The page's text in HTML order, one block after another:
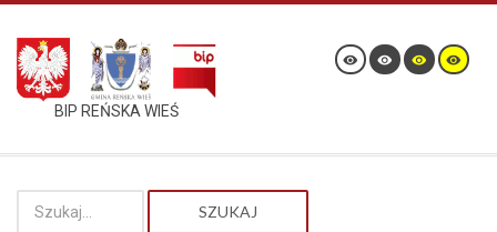
BIP REŃSKA WIEŚ
SZUKAJ